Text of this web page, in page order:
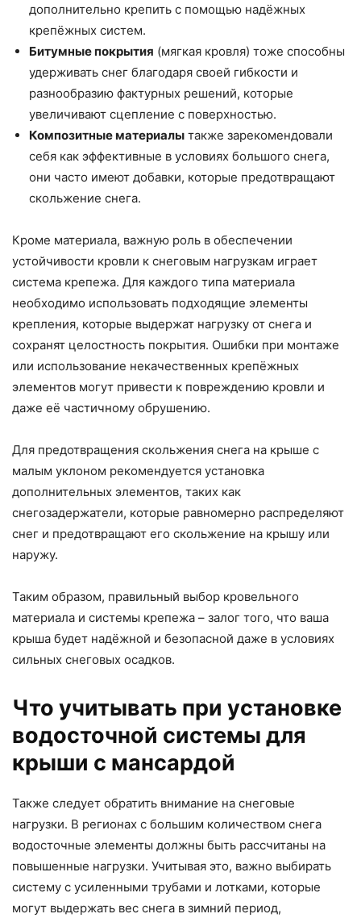
дополнительно крепить с помощью надёжных
крепёжных систем.
Битумные покрытия (мягкая кровля) тоже способны
удерживать снег благодаря своей гибкости и
разнообразию фактурных решений, которые
увеличивают сцепление с поверхностью.
Композитные материалы также зарекомендовали
себя как эффективные в условиях большого снега,
они часто имеют добавки, которые предотвращают
скольжение снега.
Кроме материала, важную роль в обеспечении
устойчивости кровли к снеговым нагрузкам играет
система крепежа. Для каждого типа материала
необходимо использовать подходящие элементы
крепления, которые выдержат нагрузку от снега и
сохранят целостность покрытия. Ошибки при монтаже
или использование некачественных крепёжных
элементов могут привести к повреждению кровли и
даже её частичному обрушению.
Для предотвращения скольжения снега на крыше с
малым уклоном рекомендуется установка
дополнительных элементов, таких как
снегозадержатели, которые равномерно распределяют
снег и предотвращают его скольжение на крышу или
наружу.
Таким образом, правильный выбор кровельного
материала и системы крепежа – залог того, что ваша
крыша будет надёжной и безопасной даже в условиях
сильных снеговых осадков.
Что учитывать при установке
водосточной системы для
крыши с мансардой
Также следует обратить внимание на снеговые
нагрузки. В регионах с большим количеством снега
водосточные элементы должны быть рассчитаны на
повышенные нагрузки. Учитывая это, важно выбирать
систему с усиленными трубами и лотками, которые
могут выдержать вес снега в зимний период,